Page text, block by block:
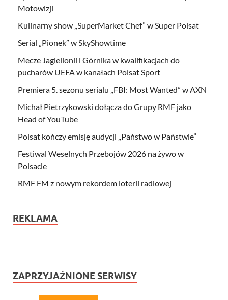
Motowizji
Kulinarny show „SuperMarket Chef” w Super Polsat
Serial „Pionek” w SkyShowtime
Mecze Jagiellonii i Górnika w kwalifikacjach do
pucharów UEFA w kanałach Polsat Sport
Premiera 5. sezonu serialu „FBI: Most Wanted” w AXN
Michał Pietrzykowski dołącza do Grupy RMF jako
Head of YouTube
Polsat kończy emisję audycji „Państwo w Państwie”
Festiwal Weselnych Przebojów 2026 na żywo w
Polsacie
RMF FM z nowym rekordem loterii radiowej
REKLAMA
ZAPRZYJAŹNIONE SERWISY